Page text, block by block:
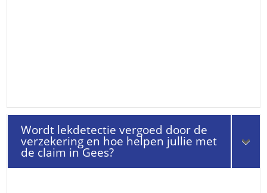
Wordt lekdetectie vergoed door de
verzekering en hoe helpen jullie met
de claim in Gees?